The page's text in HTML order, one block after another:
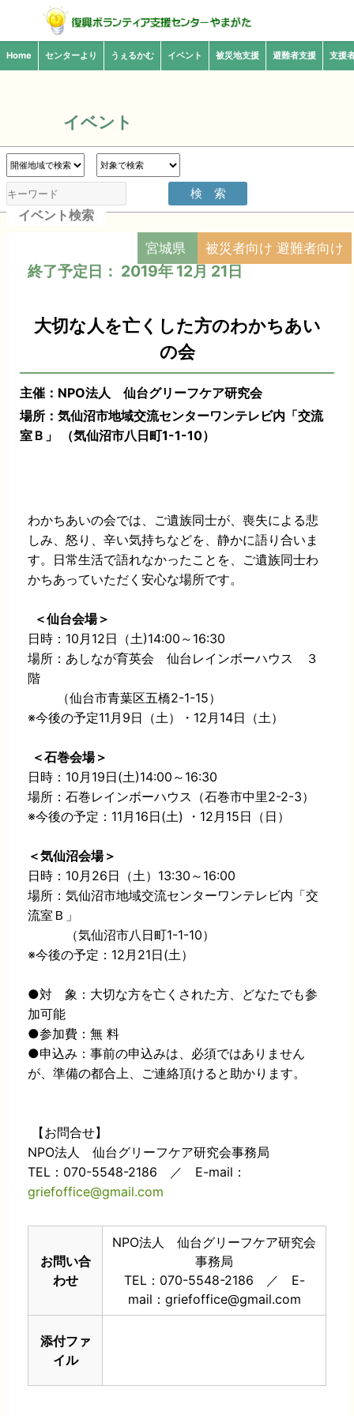
Home センターより うぇるかむ イベント 被災地支援 避難者支援 支援
イベント
イベント検索
宮城県 被災者向け 避難者向け
終了予定日： 2019年 12月 21日
大切な人を亡くした方のわかちあい
の会
主催：NPO法人 仙台グリーフケア研究会
場所：気仙沼市地域交流センターワンテレビ内「交流
室Ｂ」 （気仙沼市八日町1-1-10）
わかちあいの会では、ご遺族同士が、喪失による悲
しみ、怒り、辛い気持ちなどを、静かに語り合いま
す。日常生活で語れなかったことを、ご遺族同士わ
かちあっていただく安心な場所です。
＜仙台会場＞
日時：10月12日（土)14:00～16:30
場所：あしなが育英会 仙台レインボーハウス ３
階
（仙台市青葉区五橋2-1-15）
※今後の予定11月9日（土）・12月14日（土）
＜石巻会場＞
日時：10月19日(土)14:00～16:30
場所：石巻レインボーハウス（石巻市中里2-2-3）
※今後の予定：11月16日(土) ・12月15日（日）
＜気仙沼会場＞
日時：10月26日（土）13:30～16:00
場所：気仙沼市地域交流センターワンテレビ内「交
流室Ｂ」
（気仙沼市八日町1-1-10）
※今後の予定：12月21日(土）
●対 象：大切な方を亡くされた方、どなたでも参
加可能
●参加費：無 料
●申込み：事前の申込みは、必須ではありません
が、準備の都合上、ご連絡頂けると助かります。
【お問合せ】
NPO法人 仙台グリーフケア研究会事務局
TEL：070-5548-2186 ／ E-mail：
griefoffice@gmail.com
お問い合
わせ
NPO法人 仙台グリーフケア研究会
事務局
TEL：070-5548-2186 ／ E-
mail：griefoffice@gmail.com
添付ファ
イル